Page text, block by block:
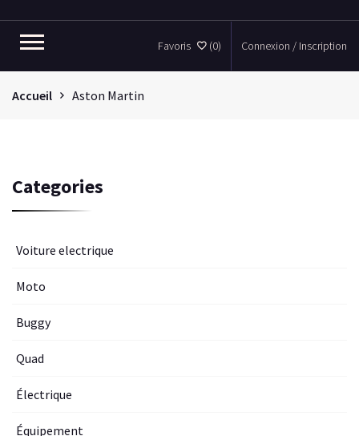
Favoris (0) Connexion / Inscription
Accueil Aston Martin
Categories
Voiture electrique
Moto
Buggy
Quad
Électrique
Équipement